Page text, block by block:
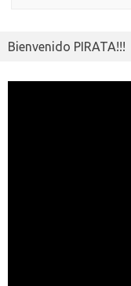
Bienvenido PIRATA!!!